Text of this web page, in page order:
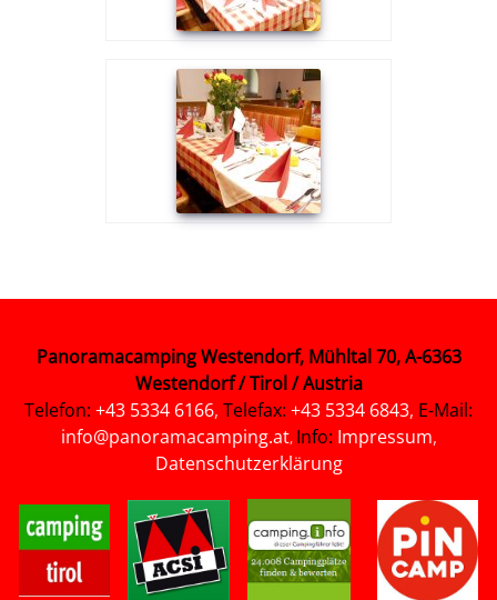
Panoramacamping Westendorf, Mühltal 70, A-6363
Westendorf / Tirol / Austria
Telefon: +43 5334 6166, Telefax: +43 5334 6843, E-Mail:
info@panoramacamping.at, Info: Impressum,
Datenschutzerklärung